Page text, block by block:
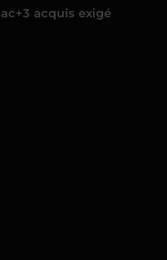
acquis exigé